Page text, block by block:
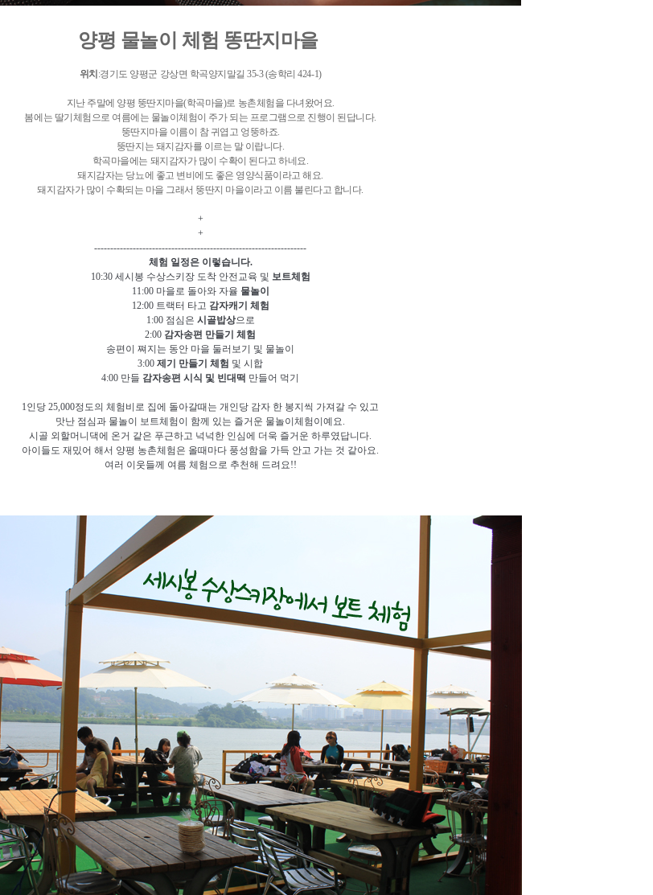
양평 물놀이 체험 똥딴지마을
위치 :경기도 양평군 강상면 학곡양지말길 35-3 (송학리 424-1)
지난 주말에 양평 뚱딴지마을(학곡마을)로 농촌체험을 다녀왔어요.
봄에는 딸기체험으로 여름에는 물놀이체험이 주가 되는 프로그램으로 진행이 된답니다.
뚱딴지마을 이름이 참 귀엽고 엉뚱하죠.
뚱딴지는 돼지감자를 이르는 말 이랍니다.
학곡마을에는 돼지감자가 많이 수확이 된다고 하네요.
돼지감자는 당뇨에 좋고 변비에도 좋은 영양식품이라고 해요.
돼지감자가 많이 수확되는 마을 그래서 뚱딴지 마을이라고 이름 불린다고 합니다.
+
+
------------------------------------------------------------------
체험 일정은 이렇습니다.
10:30 세시봉 수상스키장 도착 안전교육 및 보트체험
11:00 마을로 돌아와 자율 물놀이
12:00 트랙터 타고 감자캐기 체험
1:00 점심은 시골밥상으로
2:00 감자송편 만들기 체험
송편이 쪄지는 동안 마을 둘러보기 및 물놀이
3:00제기 만들기 체험 및 시합
4:00 만들 감자송편 시식 및 빈대떡 만들어 먹기
1인당 25,000정도의 체험비로 집에 돌아갈때는 개인당 감자 한 봉지씩 가져갈 수 있고
맛난 점심과 물놀이 보트체험이 함께 있는 즐거운 물놀이체험이예요.
시골 외할머니댁에 온거 같은 푸근하고 넉넉한 인심에 더욱 즐거운 하루였답니다.
아이들도 재밌어 해서 양평 농촌체험은 올때마다 풍성함을 가득 안고 가는 것 같아요.
여러 이웃들께 여름 체험으로 추천해 드려요!!